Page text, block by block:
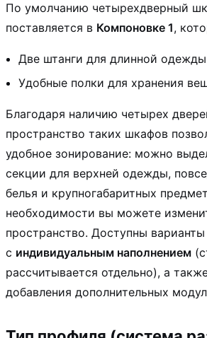
По умолчанию четырехдверный
поставляется в Компоновке 1,
Две штанги для длинной
Удобные полки для хранения
Благодаря наличию четырех
пространство таких шкафов
удобное зонирование: можно
секции для верхней одежды,
белья и крупногабаритных
необходимости вы можете
пространство. Доступны варианты
с индивидуальным наполнением
рассчитывается отдельно), а
добавления дополнительных